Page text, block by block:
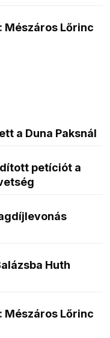
Mészáros Lőrinc
a Duna Paksnál
petíciót a
Huth
Mészáros Lőrinc